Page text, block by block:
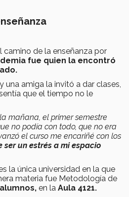
camino de la enseñanza por
fue quien la encontró
una amiga la invitó a dar clases,
que el tiempo no le
mañana, el primer semestre
no podía con todo, que no era
el curso me encariñé con los
ser un estrés a mi espacio
la única universidad en la que
materia fue Metodología de
en la Aula 4121.